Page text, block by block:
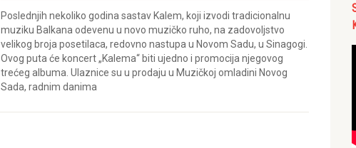
Poslednjih nekoliko godina sastav Kalem, koji izvodi tradicionalnu
muziku Balkana odevenu u novo muzičko ruho, na zadovoljstvo
velikog broja posetilaca, redovno nastupa u Novom Sadu, u Sinagogi.
Ovog puta će koncert „Kalema“ biti ujedno i promocija njegovog
trećeg albuma. Ulaznice su u prodaju u Muzičkoj omladini Novog
Sada, radnim danima